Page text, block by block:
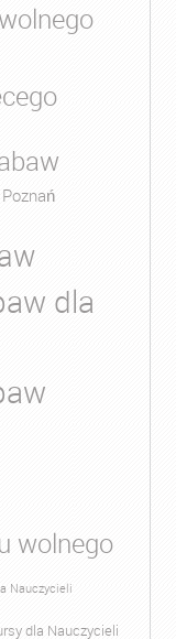
dla
wolnego
Nauczycieli
dla Nauczycieli